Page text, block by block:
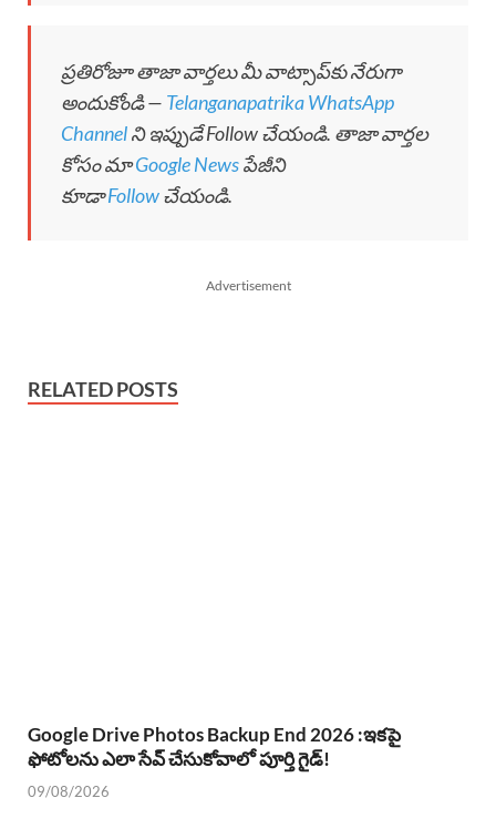
ప్రతిరోజూ తాజా వార్తలు మీ వాట్సాప్‌కు నేరుగా
అందుకోండి — Telanganapatrika WhatsApp
Channelని ఇప్పుడే Follow చేయండి. తాజా వార్తల
కోసం మాGoogle Newsపేజీని
కూడాFollowచేయండి.
Advertisement
RELATED POSTS
Google Drive Photos Backup End 2026 :ఇకపై
ఫోటోలను ఎలా సేవ్ చేసుకోవాలో పూర్తి గైడ్!
09/08/2026